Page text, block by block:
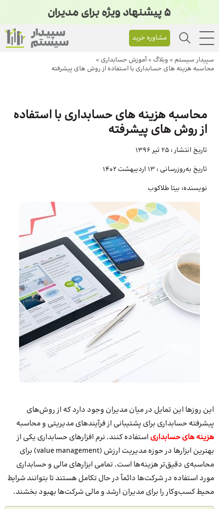
مشاوره خرید
سپیدار سیستم > وبلاگ >آموزش حسابداری >
محاسبه هزینه های حسابداری با استفاده از روش های پیشرفته
محاسبه هزینه های حسابداری با استفاده
از روش های پیشرفته
تاریخ انتشار : 25 تیر 1396
تاریخ به‌روزرسانی : 13 اردیبهشت 1402
نویسنده: بیتا طلاکوب
این روزها این تمایل در میان مدیران وجود دارد که از روش‌های
پیشرفته حسابداری برای پشتیبانی از فرآیندهای مدیریتی و محاسبه
هزینه های حسابداری استفاده کنند. نرم افزارهای حسابداری یکی از
بهترین ابزارها در حوزه مدیریت ارزش (value management) برای
محاسبه‌ی دقیق‌تر هزینه‌ها است. تمامی ابزارهای مالی و حسابداری
مورد استفاده در شرکت‌ها دائماً در حال تکامل هستند تا بتوانند شرایط
محیط کسب‎‌وکار را برای مدیران ارشد و مالی شرکت‌ها بهبود بخشند.